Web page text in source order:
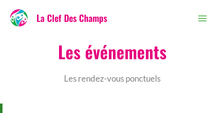
contenu
La Clef Des Champs
Les événements
Les rendez-vous ponctuels